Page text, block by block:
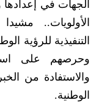
الجهات في إعدادها
الأولويات..
التنفيذية للرؤية
وحرصهم على
والاستفادة من
الوطنية.